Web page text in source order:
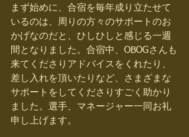
まず始めに、合宿を毎年成り立たせて
いるのは、周りの方々のサポートのお
かげなのだと、ひしひしと感じる一週
間となりました。合宿中、OBOGさんも
来てくださりアドバイスをくれたり、
差し入れを頂いたりなど、さまざまな
サポートをしてくださりすごく助かり
ました。選手、マネージャー一同お礼
申し上げます。